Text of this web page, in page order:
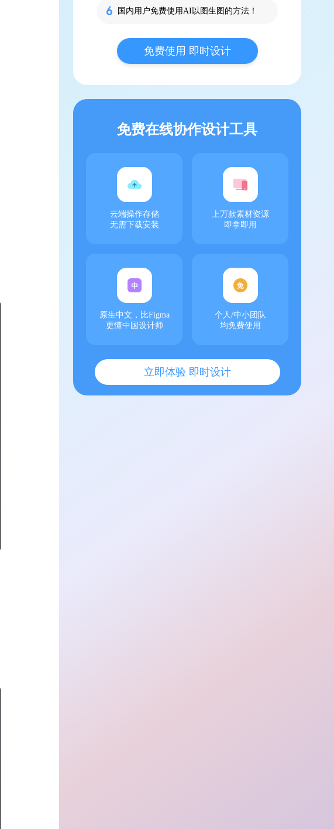
国内用户免费使用AI以图生图的方法！
免费使用 即时设计
免费在线协作设计工具
云端操作存储
无需下载安装
上万款素材资源
即拿即用
原生中文，比Figma
更懂中国设计师
个人/中小团队
均免费使用
立即体验 即时设计